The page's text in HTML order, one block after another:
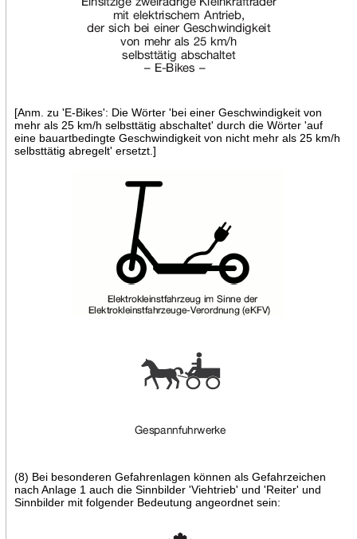
[Anm. zu 'E-Bikes': Die Wörter 'bei einer Geschwindigkeit von
mehr als 25 km/h selbsttätig abschaltet' durch die Wörter 'auf
eine bauartbedingte Geschwindigkeit von nicht mehr als 25 km/h
selbsttätig abregelt' ersetzt.]
(8) Bei besonderen Gefahrenlagen können als Gefahrzeichen
nach Anlage 1 auch die Sinnbilder 'Viehtrieb' und 'Reiter' und
Sinnbilder mit folgender Bedeutung angeordnet sein: